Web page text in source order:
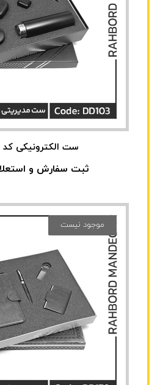
ست الکترونیکی کد DD103
ثبت سفارش و
موجود نیست